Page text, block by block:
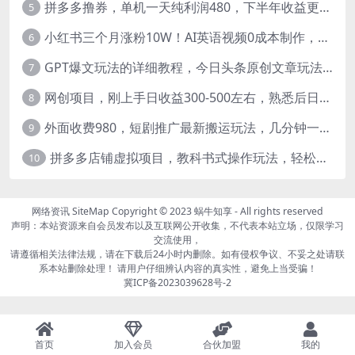
5 拼多多撸券，单机一天纯利润480，下半年收益更高，不限设备，不限IP。
6 小红书三个月涨粉10W！AI英语视频0成本制作，每天轻松日入2000+
7 GPT爆文玩法的详细教程，今日头条原创文章玩法实操讲解，简单操作月入5000
8 网创项目，刚上手日收益300-500左右，熟悉后日收益1500-3000
9 外面收费980，短剧推广最新搬运玩法，几分钟一个作品，日入1000
10 拼多多店铺虚拟项目，教科书式操作玩法，轻松月入1000
网络资讯SiteMap Copyright © 2023蜗牛知享- All rights reserved
声明：本站资源来自会员发布以及互联网公开收集，不代表本站立场，仅限学习
交流使用，
请遵循相关法律法规，请在下载后24小时内删除。如有侵权争议、不妥之处请联
系本站删除处理！ 请用户仔细辨认内容的真实性，避免上当受骗！
冀ICP备2023039628号-2
首页 加入会员 合伙加盟 我的
page contents